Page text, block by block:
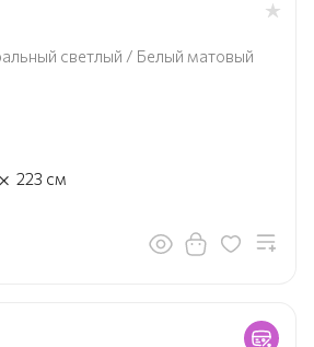
светлый / Белый матовый
× 223 см